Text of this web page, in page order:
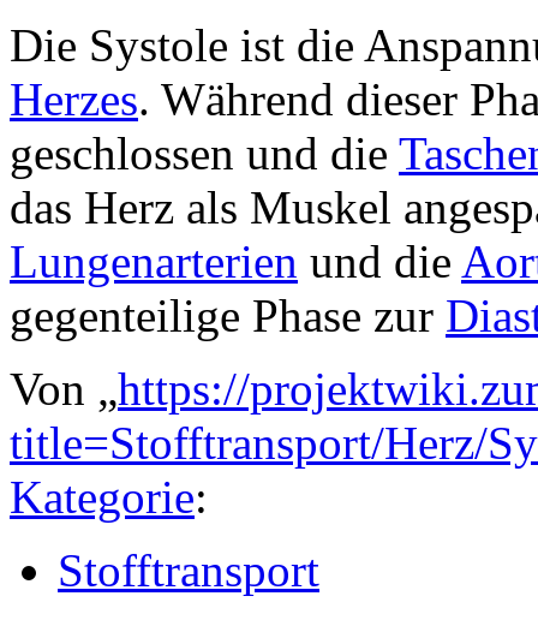
Die Systole ist die
Herzes. Während dieser
geschlossen und die
das Herz als Muskel
Lungenarterien und die
gegenteilige Phase zur
Von „https://
title=Stofftransport/Herz/
Kategorie:
Stofftransport